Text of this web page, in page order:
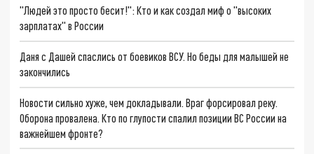
"Людей это просто бесит!": Кто и как создал миф о "высоких
зарплатах" в России
Даня с Дашей спаслись от боевиков ВСУ. Но беды для малышей не
закончились
Новости сильно хуже, чем докладывали. Враг форсировал реку.
Оборона провалена. Кто по глупости спалил позиции ВС России на
важнейшем фронте?